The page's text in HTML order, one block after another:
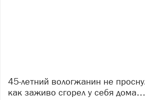
45-летний вологжанин не проснулся утром, так
как заживо сгорел у себя дома…